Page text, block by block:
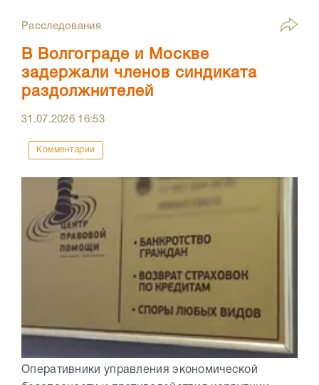
Расследования
В Волгограде и Москве
задержали членов синдиката
раздолжнителей
31.07.2026 16:53
Комментарии
Оперативники управления экономической